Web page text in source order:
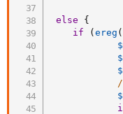
else
{
if
(ereg (